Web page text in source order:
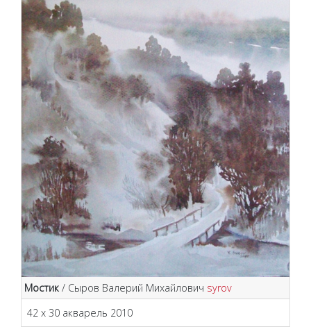
Мостик / Сыров Валерий Михайлович syrov
42 х 30 акварель 2010